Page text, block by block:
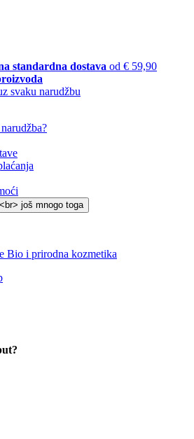
standardna dostava od € 59,90
svaku narudžbu
Bio i prirodna kozmetika